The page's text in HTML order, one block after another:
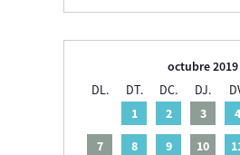
octubre 2019
DL.
DT. DC. DJ.
1
2 3 4
7
8 9 10